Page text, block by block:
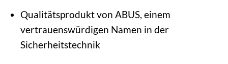
Qualitätsprodukt von ABUS, einem
vertrauenswürdigen Namen in der
Sicherheitstechnik